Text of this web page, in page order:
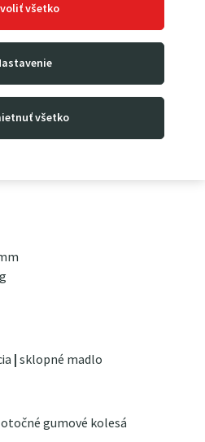
všetko
všetko
je 900×600 mm. Plošina je
a zvyšuje stabilitu nákladu.
Vďaka svojej nízkej vlastnej
Má pevný rám zvarený z
stabilitu vozíka aj dlhú
|sklopné madlo
otočné gumové kolesá